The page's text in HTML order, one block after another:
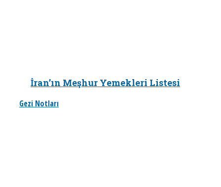
İran’ın Meşhur Yemekleri Listesi
Gezi Notları